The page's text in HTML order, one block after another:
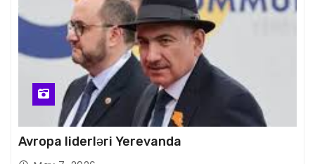
Avropa liderləri Yerevanda